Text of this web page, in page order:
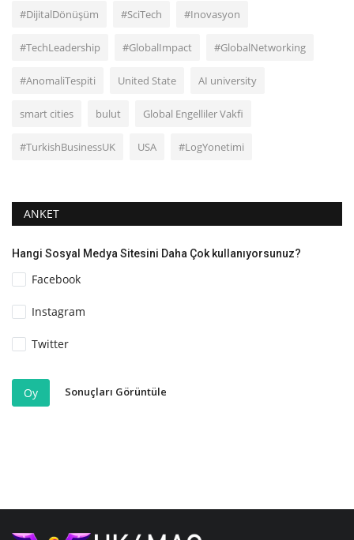
#DijitalDönüşüm #SciTech #Inovasyon
#TechLeadership #GlobalImpact #GlobalNetworking
#AnomaliTespiti United State AI university
smart cities bulut Global Engelliler Vakfi
#TurkishBusinessUK USA #LogYonetimi
ANKET
Hangi Sosyal Medya Sitesini Daha Çok kullanıyorsunuz?
Facebook
Instagram
Twitter
Oy Sonuçları Görüntüle